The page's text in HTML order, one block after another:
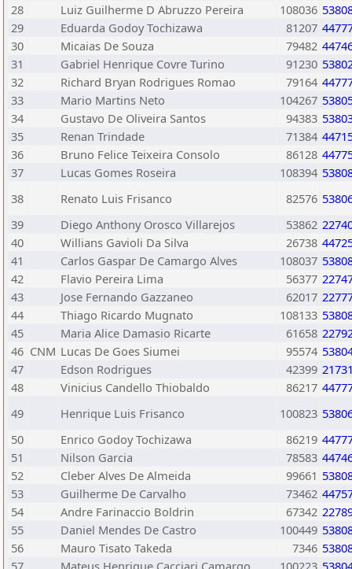
28
Luiz Guilherme D Abruzzo Pereira 108036
29
Eduarda Godoy Tochizawa 81207
30
Micaias De Souza 79482
31
Gabriel Henrique Covre Turino 91230
32
Richard Bryan Rodrigues Romao 79164
33
Mario Martins Neto 104267
34
Gustavo De Oliveira Santos 94383
35
Renan Trindade 71384
36
Bruno Felice Teixeira Consolo 86128
37
Lucas Gomes Roseira 108394
38
Renato Luis Frisanco 82576
39
Diego Anthony Orosco Villarejos 53862
40
Willians Gavioli Da Silva 26738
41
Carlos Gaspar De Camargo Alves 108037
42
Flavio Pereira Lima 56377
43
Jose Fernando Gazzaneo 62017
44
Thiago Ricardo Mugnato 108133
45
Maria Alice Damasio Ricarte 61658
46 CNM Lucas De Goes Siumei 95574
47
Edson Rodrigues 42399
48
Vinicius Candello Thiobaldo 86217
49
Henrique Luis Frisanco 100823
50
Enrico Godoy Tochizawa 86219
51
Nilson Garcia 78583
52
Cleber Alves De Almeida 99661
53
Guilherme De Carvalho 73462
54
Andre Farinaccio Boldrin 67342
55
Daniel Mendes De Castro 100449
56
Mauro Tisato Takeda 7346
57
Mateus Henrique Cacciari Camargo 100223